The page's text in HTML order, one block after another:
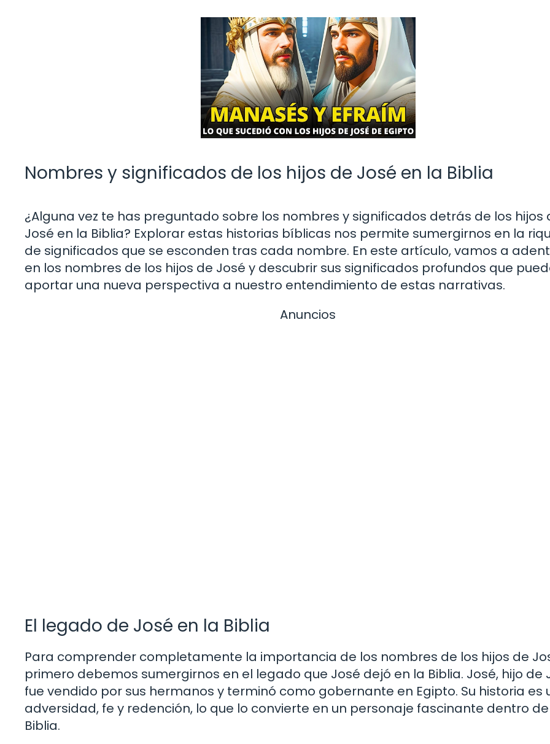
Nombres y significados de los hijos de José en la Biblia
¿Alguna vez te has preguntado sobre los nombres y significados detrás de los hijos
José en la Biblia? Explorar estas historias bíblicas nos permite sumergirnos en la
de significados que se esconden tras cada nombre. En este artículo, vamos a
en los nombres de los hijos de José y descubrir sus significados profundos que
aportar una nueva perspectiva a nuestro entendimiento de estas narrativas.
Anuncios
El legado de José en la Biblia
Para comprender completamente la importancia de los nombres de los hijos de
primero debemos sumergirnos en el legado que José dejó en la Biblia. José, hijo de
fue vendido por sus hermanos y terminó como gobernante en Egipto. Su historia es
adversidad, fe y redención, lo que lo convierte en un personaje fascinante dentro
Biblia.